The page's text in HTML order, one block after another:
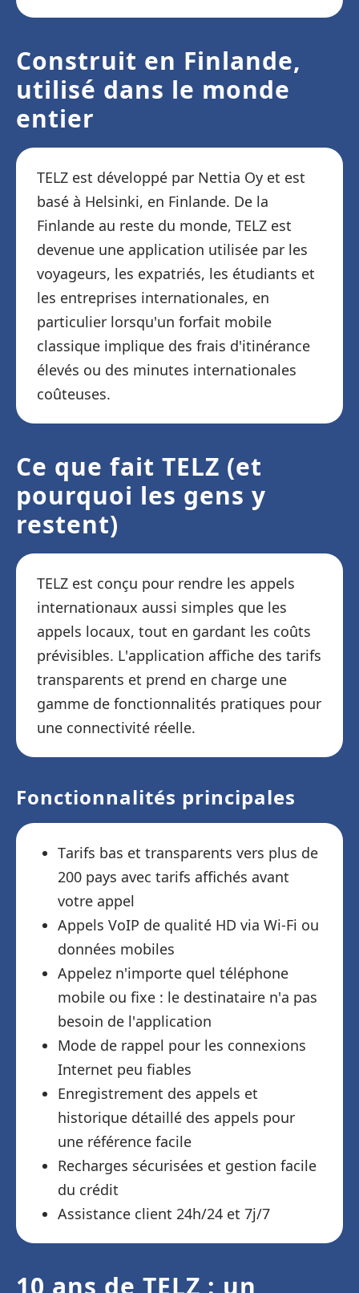
Construit en Finlande,
utilisé dans le monde
entier
TELZ est développé par Nettia Oy et est
basé à Helsinki, en Finlande. De la
Finlande au reste du monde, TELZ est
devenue une application utilisée par les
voyageurs, les expatriés, les étudiants et
les entreprises internationales, en
particulier lorsqu'un forfait mobile
classique implique des frais d'itinérance
élevés ou des minutes internationales
coûteuses.
Ce que fait TELZ (et
pourquoi les gens y
restent)
TELZ est conçu pour rendre les appels
internationaux aussi simples que les
appels locaux, tout en gardant les coûts
prévisibles. L'application affiche des tarifs
transparents et prend en charge une
gamme de fonctionnalités pratiques pour
une connectivité réelle.
Fonctionnalités principales
Tarifs bas et transparents vers plus de
200 pays avec tarifs affichés avant
votre appel
Appels VoIP de qualité HD via Wi-Fi ou
données mobiles
Appelez n'importe quel téléphone
mobile ou fixe : le destinataire n'a pas
besoin de l'application
Mode de rappel pour les connexions
Internet peu fiables
Enregistrement des appels et
historique détaillé des appels pour
une référence facile
Recharges sécurisées et gestion facile
du crédit
Assistance client 24h/24 et 7j/7
10 ans de TELZ : un